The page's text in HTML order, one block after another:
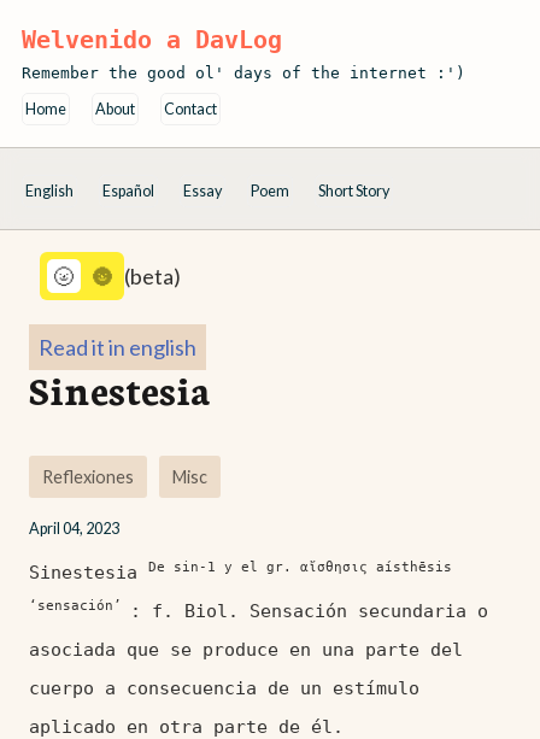
Welvenido a DavLog
Remember the good ol' days of the internet :')
Home
About Contact
English Español Essay Poem Short Story
🌚
🌝 (beta)
Read it in english
Sinestesia
Reflexiones Misc
April 04, 2023
Sinestesia De sin-1 y el gr. αἴσθησις aísthēsis
‘sensación’
: f. Biol. Sensación secundaria o
asociada que se produce en una parte del
cuerpo a consecuencia de un estímulo
aplicado en otra parte de él.